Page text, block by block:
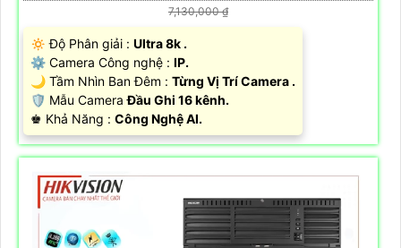
7,130,000 ₫
🔅 Độ Phân giải : Ultra 8k .
⚙ Camera Công nghệ : IP.
🌙 Tầm Nhìn Ban Đêm : Từng Vị Trí Camera .
🛡 Mẫu CameraĐầu Ghi 16 kênh.
️♚ Khả Năng : Công Nghệ AI.